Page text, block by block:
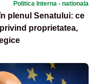
Politica Interna - nationala
plenul Senatului: ce
proprietatea,